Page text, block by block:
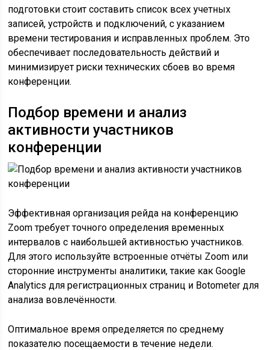
подготовки стоит составить список всех учетных
записей, устройств и подключений, с указанием
времени тестирования и исправленных проблем. Это
обеспечивает последовательность действий и
минимизирует риски технических сбоев во время
конференции.
Подбор времени и анализ
активности участников
конференции
Эффективная организация рейда на конференцию
Zoom требует точного определения временных
интервалов с наибольшей активностью участников.
Для этого используйте встроенные отчёты Zoom или
сторонние инструменты аналитики, такие как Google
Analytics для регистрационных страниц и Botometer для
анализа вовлечённости.
Оптимальное время определяется по среднему
показателю посещаемости в течение недели.